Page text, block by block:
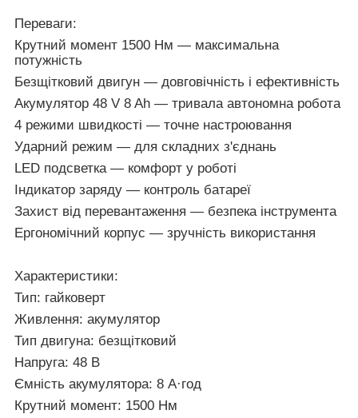
Переваги:
Крутний момент 1500 Нм — максимальна
потужність
Безщітковий двигун — довговічність і ефективність
Акумулятор 48 V 8 Ah — тривала автономна робота
4 режими швидкості — точне настроювання
Ударний режим — для складних з'єднань
LED подсветка — комфорт у роботі
Індикатор заряду — контроль батареї
Захист від перевантаження — безпека інструмента
Ергономічний корпус — зручність використання
Характеристики:
Тип: гайковерт
Живлення: акумулятор
Тип двигуна: безщітковий
Напруга: 48 В
Ємність акумулятора: 8 А·год
Крутний момент: 1500 Нм